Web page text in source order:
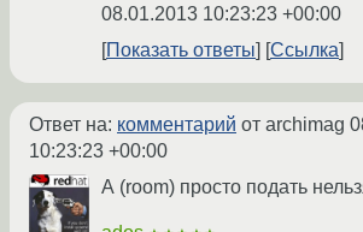
08.01.2013 10:23:23 +00:00
Показать ответы
Ссылка
Ответ на: комментарий от archimag
10:23:23 +00:00
А (room) просто подать